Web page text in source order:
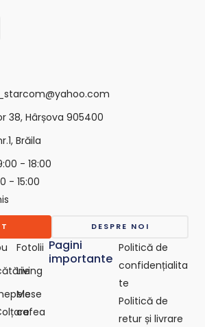
Fotolii
Living
Mese
cafea
Pagini
importante
Politică de
confidențialita
te
Politică de
retur și livrare
38, Hârșova 905400
Brăila
- 18:00
- 15:00
DESPRE NOI